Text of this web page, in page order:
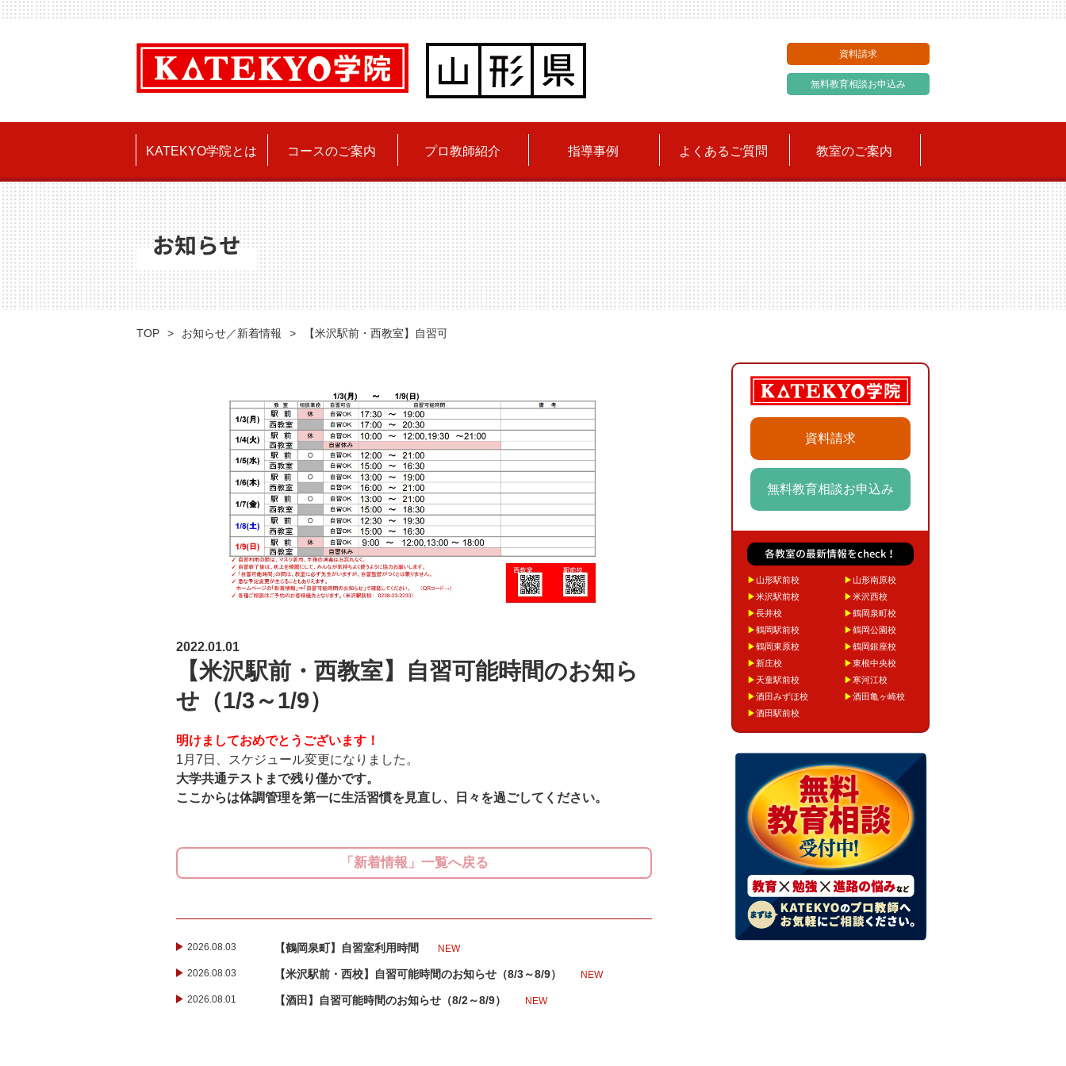
資料請求
無料教育相談お申込み
KATEKYO学院とは コースのご案内 プロ教師紹介 指導事例 よくあるご質問 教室のご案内
お知らせ
TOP お知らせ／新着情報 【米沢駅前・西教室】自習可能時間のお知らせ（1/3～1/9）
2022.01.01
【米沢駅前・西教室】自習可能時間のお知ら
せ（1/3～1/9）
明けましておめでとうございます！
1月7日、スケジュール変更になりました。
大学共通テストまで残り僅かです。
ここからは体調管理を第一に生活習慣を見直し、日々を過ごしてください。
「新着情報」一覧へ戻る
2026.08.03 【鶴岡泉町】自習室利用時間 NEW
2026.08.03 【米沢駅前・西校】自習可能時間のお知らせ（8/3～8/9） NEW
2026.08.01 【酒田】自習可能時間のお知らせ（8/2～8/9） NEW
資料請求
無料教育相談お申込み
各教室の最新情報をcheck！
▶山形駅前校 ▶山形南原校
▶米沢駅前校 ▶米沢西校
▶長井校 ▶鶴岡泉町校
▶鶴岡駅前校 ▶鶴岡公園校
▶鶴岡東原校 ▶鶴岡銀座校
▶ 新庄校 ▶東根中央校
▶ 天童駅前校 ▶寒河江校
▶酒田みずほ校 ▶酒田亀ヶ崎校
▶酒田駅前校